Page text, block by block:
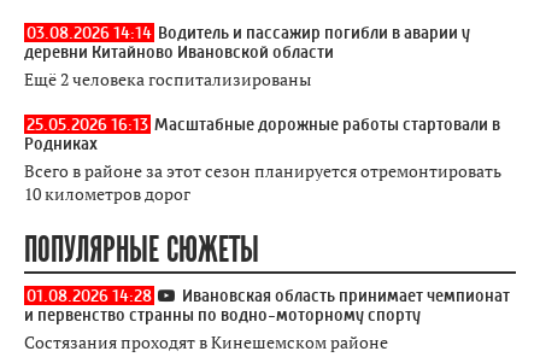
03.08.2026 14:14 Водитель и пассажир погибли в аварии у
деревни Китайново Ивановской области
Ещё 2 человека госпитализированы
25.05.2026 16:13 Масштабные дорожные работы стартовали в
Родниках
Всего в районе за этот сезон планируется отремонтировать
10 километров дорог
ПОПУЛЯРНЫЕ СЮЖЕТЫ
01.08.2026 14:28
Ивановская область принимает чемпионат
и первенство странны по водно-моторному спорту
Состязания проходят в Кинешемском районе